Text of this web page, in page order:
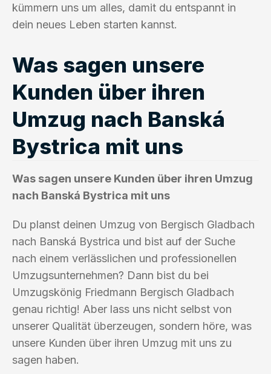
kümmern uns um alles, damit du entspannt in
dein neues Leben starten kannst.
Was sagen unsere
Kunden über ihren
Umzug nach Banská
Bystrica mit uns
Was sagen unsere Kunden über ihren Umzug
nach Banská Bystrica mit uns
Du planst deinen Umzug von Bergisch Gladbach
nach Banská Bystrica und bist auf der Suche
nach einem verlässlichen und professionellen
Umzugsunternehmen? Dann bist du bei
Umzugskönig Friedmann Bergisch Gladbach
genau richtig! Aber lass uns nicht selbst von
unserer Qualität überzeugen, sondern höre, was
unsere Kunden über ihren Umzug mit uns zu
sagen haben.